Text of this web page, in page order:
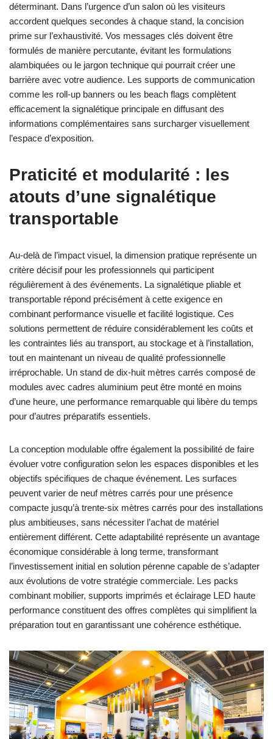
déterminant. Dans l’urgence d’un salon où les visiteurs
accordent quelques secondes à chaque stand, la concision
prime sur l’exhaustivité. Vos messages clés doivent être
formulés de manière percutante, évitant les formulations
alambiquées ou le jargon technique qui pourrait créer une
barrière avec votre audience. Les supports de communication
comme les roll-up banners ou les beach flags complètent
efficacement la signalétique principale en diffusant des
informations complémentaires sans surcharger visuellement
l’espace d’exposition.
Praticité et modularité : les
atouts d’une signalétique
transportable
Au-delà de l’impact visuel, la dimension pratique représente un
critère décisif pour les professionnels qui participent
régulièrement à des événements. La signalétique pliable et
transportable répond précisément à cette exigence en
combinant performance visuelle et facilité logistique. Ces
solutions permettent de réduire considérablement les coûts et
les contraintes liés au transport, au stockage et à l’installation,
tout en maintenant un niveau de qualité professionnelle
irréprochable. Un stand de dix-huit mètres carrés composé de
modules avec cadres aluminium peut être monté en moins
d’une heure, une performance remarquable qui libère du temps
pour d’autres préparatifs essentiels.
La conception modulable offre également la possibilité de faire
évoluer votre configuration selon les espaces disponibles et les
objectifs spécifiques de chaque événement. Les surfaces
peuvent varier de neuf mètres carrés pour une présence
compacte jusqu’à trente-six mètres carrés pour des installations
plus ambitieuses, sans nécessiter l’achat de matériel
entièrement différent. Cette adaptabilité représente un avantage
économique considérable à long terme, transformant
l’investissement initial en solution pérenne capable de s’adapter
aux évolutions de votre stratégie commerciale. Les packs
combinant mobilier, supports imprimés et éclairage LED haute
performance constituent des offres complètes qui simplifient la
préparation tout en garantissant une cohérence esthétique.